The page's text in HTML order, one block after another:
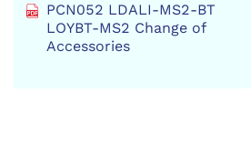
PCN052 LDALI-MS2-BT
LOYBT-MS2 Change of
Accessories